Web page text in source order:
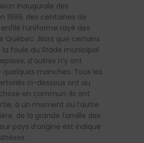
en ligne
fans
inaugurale des
1999, des centaines de
l’uniforme rayé des
Québec. Alors que certains
la foule du Stade municipal
d’autres n’y ont
manches. Tous les
ci-dessous ont au
en commun: ils ont
à un moment ou l’autre
de la grande famille des
pays d’origine est indiqué